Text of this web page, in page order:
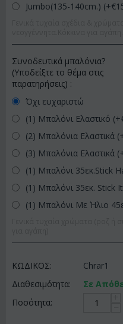
Jumbo(135-140cm.) (+€
Συνοδευτικά μπαλόνια?
(Υποδείξτε το θέμα στις
παρατηρήσεις) :
Όχι ευχαριστώ
(1) Μπαλόνι Ελαστικό
(2) Μπαλόνια Ελαστικά
(3) Μπαλόνια Ελαστικά
(1) Μπαλόνι 35εκ.Stick
(1) Μπαλόνι 35εκ. Stick
(1) Μπαλόνι Με Ήλιο
ΚΩΔΙΚΟΣ:
Chrar1
Διαθεσιμότητα:
Σε
Ποσότητα: